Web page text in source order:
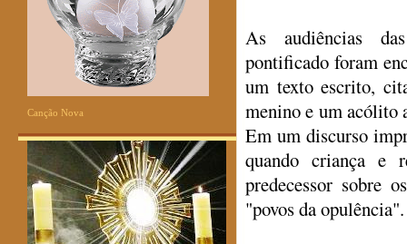
Canção Nova
As audiências
pontificado foram
um texto escrito,
menino e um acólito
Em um discurso
quando criança e
predecessor sobre
"povos da opulência".